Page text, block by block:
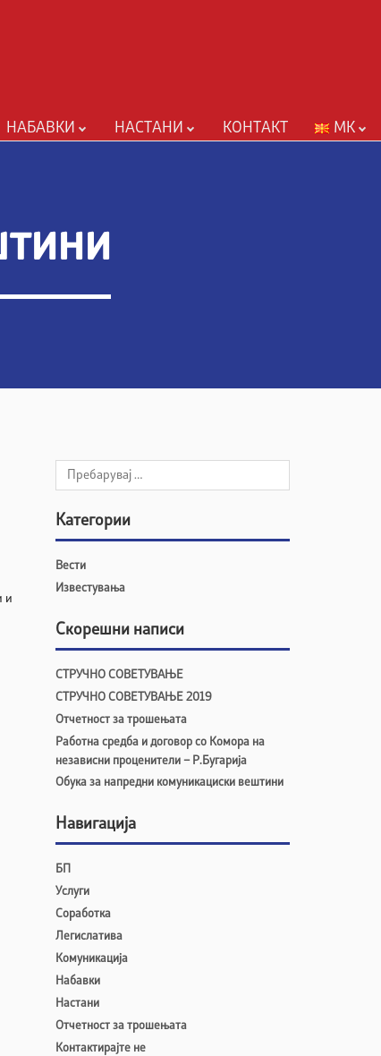
НАБАВКИ НАСТАНИ КОНТАКТ MK
и
Категории
Вести
Известувања
Скорешни написи
СТРУЧНО СОВЕТУВАЊЕ
СТРУЧНО СОВЕТУВАЊЕ 2019
Отчетност за трошењата
Работна средба и договор со Комора на
независни проценители – Р.Бугарија
Обука за напредни комуникациски вештини
Навигација
БП
Услуги
Соработка
Легислатива
Комуникација
Набавки
Настани
Отчетност за трошењата
Контактирајте не